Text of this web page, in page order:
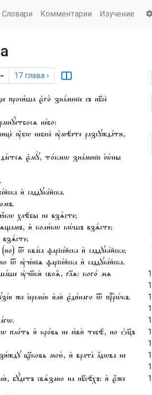
Словари Комментарии Изучение
17 глава ›
є҆го̀ зна́менїе съ нб҃сѐ
не́бо:
ᲂу҆́бѡ небесѐ ᲂу҆мѣ́ете разсꙋжда́ти,
да́стсѧ є҆мꙋ̀, то́кмѡ зна́менїе і҆ѡ́ны
и҆ саддꙋке́йска.
хлѣ́бы не взѧ́сте;
и҆ коли́кѡ кѡ́шъ взѧ́сте;
ква́са фарїсе́йска и҆ саддꙋке́йска;
фарїсе́йска и҆ саддꙋке́йска.
ᲂу҆чн҃кѝ своѧ̑, гл҃ѧ: кого́ мѧ
же і҆еремі́ю и҆лѝ є҆ди́наго ѿ прⷪ҇рѡ́къ.
пло́ть и҆ кро́вь не ꙗ҆вѝ тебѣ̀, но ѻ҆ц҃ъ
цр҃ковь мою̀, и҆ врата̀ а҆́дѡва не
бꙋ́детъ свѧ́зано на нб҃сѣ́хъ: и҆ є҆́же